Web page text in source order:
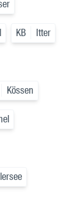
KB Itter
Kössen